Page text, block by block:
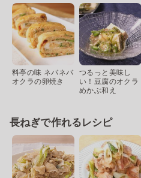
料亭の味 ネバネバ
オクラの卵焼き
つるっと美味し
い！豆腐のオクラ
めかぶ和え
長ねぎで作れるレシピ